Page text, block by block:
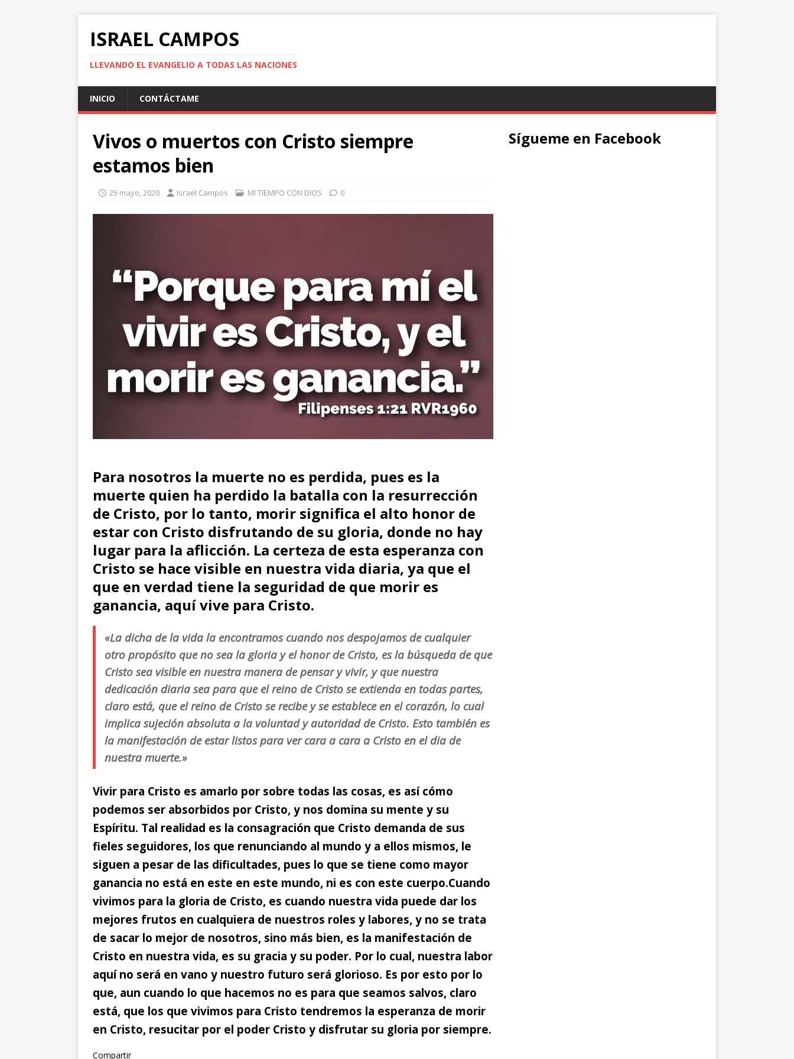
ISRAEL CAMPOS
LLEVANDO EL EVANGELIO A TODAS LAS NACIONES
INICIO CONTÁCTAME
Vivos o muertos con Cristo siempre
estamos bien
25 mayo, 2020 Israel Campos MI TIEMPO CON DIOS 0
Para nosotros la muerte no es perdida, pues es la
muerte quien ha perdido la batalla con la resurrección
de Cristo, por lo tanto, morir significa el alto honor de
estar con Cristo disfrutando de su gloria, donde no hay
lugar para la aflicción. La certeza de esta esperanza con
Cristo se hace visible en nuestra vida diaria, ya que el
que en verdad tiene la seguridad de que morir es
ganancia, aquí vive para Cristo.
«La dicha de la vida la encontramos cuando nos despojamos de cualquier
otro propósito que no sea la gloria y el honor de Cristo, es la búsqueda de que
Cristo sea visible en nuestra manera de pensar y vivir, y que nuestra
dedicación diaria sea para que el reino de Cristo se extienda en todas partes,
claro está, que el reino de Cristo se recibe y se establece en el corazón, lo cual
implica sujeción absoluta a la voluntad y autoridad de Cristo. Esto también es
la manifestación de estar listos para ver cara a cara a Cristo en el dia de
nuestra muerte.»
Vivir para Cristo es amarlo por sobre todas las cosas, es así cómo
podemos ser absorbidos por Cristo, y nos domina su mente y su
Espíritu. Tal realidad es la consagración que Cristo demanda de sus
fieles seguidores, los que renunciando al mundo y a ellos mismos, le
siguen a pesar de las dificultades, pues lo que se tiene como mayor
ganancia no está en este en este mundo, ni es con este cuerpo.Cuando
vivimos para la gloria de Cristo, es cuando nuestra vida puede dar los
mejores frutos en cualquiera de nuestros roles y labores, y no se trata
de sacar lo mejor de nosotros, sino más bien, es la manifestación de
Cristo en nuestra vida, es su gracia y su poder. Por lo cual, nuestra labor
aquí no será en vano y nuestro futuro será glorioso. Es por esto por lo
que, aun cuando lo que hacemos no es para que seamos salvos, claro
está, que los que vivimos para Cristo tendremos la esperanza de morir
en Cristo, resucitar por el poder Cristo y disfrutar su gloria por siempre.
Compartir
Sígueme en Facebook